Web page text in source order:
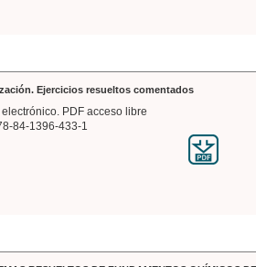
Ejercicios resueltos comentados
PDF acceso libre
84-1396-433-1